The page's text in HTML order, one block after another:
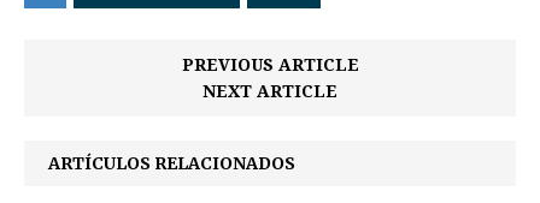
PREVIOUS ARTICLE
NEXT ARTICLE
ARTÍCULOS RELACIONADOS